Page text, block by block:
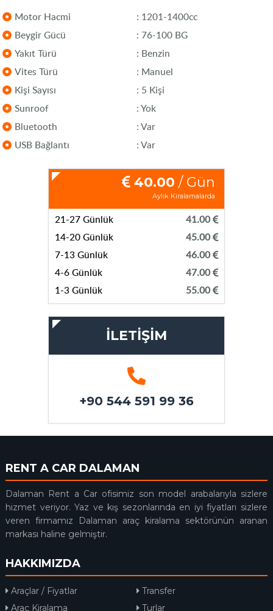
Motor Hacmi
: 1201-1400cc
Beygir Gücü
: 76-100 BG
Yakıt Türü
: Benzin
Vites Türü
: Manuel
Kişi Sayısı
: 5 Kişi
Sunroof
: Yok
Bluetooth
: Var
USB Bağlantı
: Var
40.00 / Gün
Aylık Kiralamalarda
21-27 Günlük
14-20 Günlük
7-13 Günlük
4-6 Günlük
1-3 Günlük
41.00
45.00
46.00
47.00
55.00
İLETİŞİM
+90 544 591 99 36
RENT A CAR DALAMAN
Dalaman Rent a Car ofisimiz son model arabalarıyla sizlere
hizmet veriyor. Yaz ve kış sezonlarında en iyi fiyatları sizlere
veren firmamız Dalaman araç kiralama sektörünün aranan
markası haline gelmiştir.
HAKKIMIZDA
Araçlar / Fiyatlar
Transfer
Araç Kiralama
Turlar